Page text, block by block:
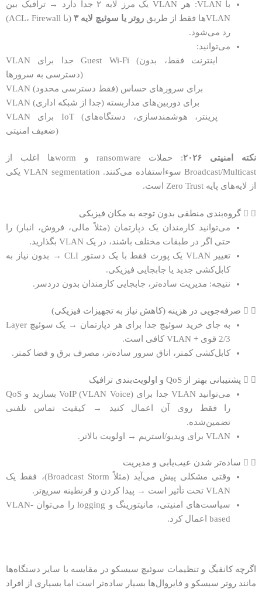
با VLAN: هر VLAN یک مرز لایه ۲ جدا دارد → ترافیک بین
VLANها فقط از طریق
روتر یا سوئیچ لایه ۳
(با ACL، Firewall)
رد می‌شود.
می‌توانید:
VLAN جدا برای Guest Wi-Fi (اینترنت فقط، بدون
دسترسی به سرورها)
VLAN برای سرورهای حساس (فقط دسترسی محدود)
VLAN برای دوربین‌های مداربسته (جدا از شبکه اداری)
VLAN برای IoT (پرینتر، هوشمندسازی، دستگاه‌های
ضعیف امنیتی)
نکته امنیتی ۲۰۲۶
: حملات ransomware و wormها اغلب از
Broadcast/Multicast سوءاستفاده می‌کنند. VLAN segmentation یکی
از لایه‌های پایه Zero Trust است.
گروه‌بندی منطقی بدون توجه به مکان فیزیکی
می‌توانید کارمندان یک دپارتمان (مثلاً مالی، فروش، انبار) را
حتی اگر در طبقات مختلف باشند، در یک VLAN بگذارید.
تغییر VLAN یک پورت فقط با یک دستور CLI → بدون نیاز به
کابل‌کشی جدید یا جابجایی فیزیکی.
نتیجه: مدیریت ساده‌تر، جابجایی کارمندان بدون دردسر.
صرفه‌جویی در هزینه (کاهش نیاز به تجهیزات فیزیکی)
به جای خرید سوئیچ جدا برای هر دپارتمان → یک سوئیچ Layer
2/3 قوی + VLAN کافی است.
کابل‌کشی کمتر، اتاق سرور ساده‌تر، مصرف برق و فضا کمتر.
پشتیبانی بهتر از QoS و اولویت‌بندی ترافیک
می‌توانید VLAN جدا برای VoIP (VLAN Voice) بسازید و QoS
را فقط روی آن اعمال کنید → کیفیت تماس تلفنی
تضمین‌شده.
VLAN برای ویدیو/استریم → اولویت بالاتر.
ساده‌تر شدن عیب‌یابی و مدیریت
وقتی مشکلی پیش می‌آید (مثلاً Broadcast Storm)، فقط یک
VLAN تحت تأثیر است → پیدا کردن و قرنطینه سریع‌تر.
سیاست‌های امنیتی، مانیتورینگ و logging را می‌توان VLAN-
based اعمال کرد.
اگرچه کانفیگ و تنظیمات سوئیچ سیسکو در مقایسه با سایر دستگاه‌ها
مانند روتر سیسکو و فایروال‌ها بسیار ساده‌تر است اما بسیاری از افراد